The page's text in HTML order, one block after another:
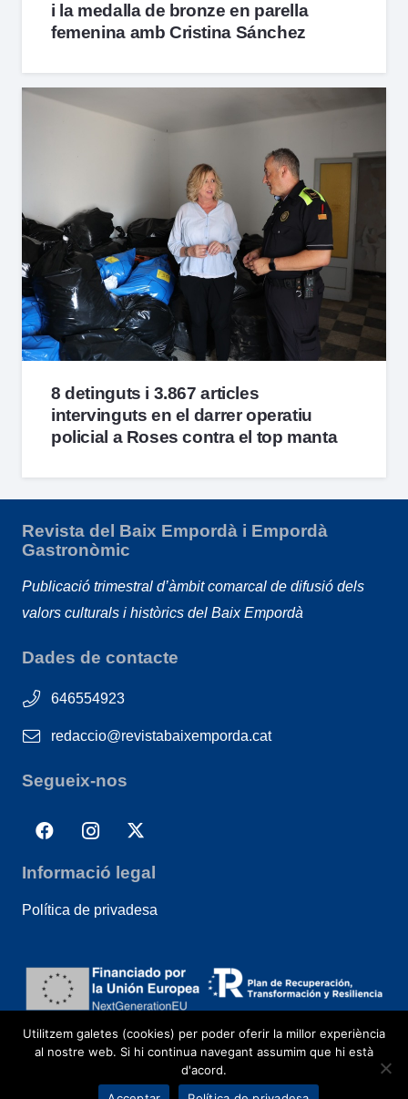
i la medalla de bronze en parella
femenina amb Cristina Sánchez
8 detinguts i 3.867 articles
intervinguts en el darrer operatiu
policial a Roses contra el top manta
Revista del Baix Empordà i Empordà
Gastronòmic
Publicació trimestral d’àmbit comarcal de difusió dels
valors culturals i històrics del Baix Empordà
Dades de contacte
646554923
redaccio@revistabaixemporda.cat
Segueix-nos
Informació legal
Política de privadesa
Utilitzem galetes (cookies) per poder oferir la millor experiència
al nostre web. Si hi continua navegant assumim que hi està
d'acord.